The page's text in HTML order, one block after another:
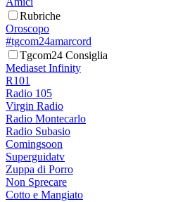
Rubriche
Oroscopo
#tgcom24amarcord
Tgcom24 Consiglia
Mediaset Infinity
R101
Radio 105
Virgin Radio
Radio Montecarlo
Radio Subasio
Comingsoon
Superguidatv
Zuppa di Porro
Non Sprecare
Cotto e Mangiato